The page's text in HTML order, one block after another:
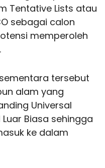
Tentative Lists atau
sebagai calon
memperoleh
tersebut
alam yang
Universal
Biasa sehingga
ke dalam